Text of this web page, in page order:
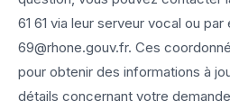
61 61 via leur serveur vocal ou
69@rhone.gouv.fr. Ces
pour obtenir des informations à
détails concernant votre